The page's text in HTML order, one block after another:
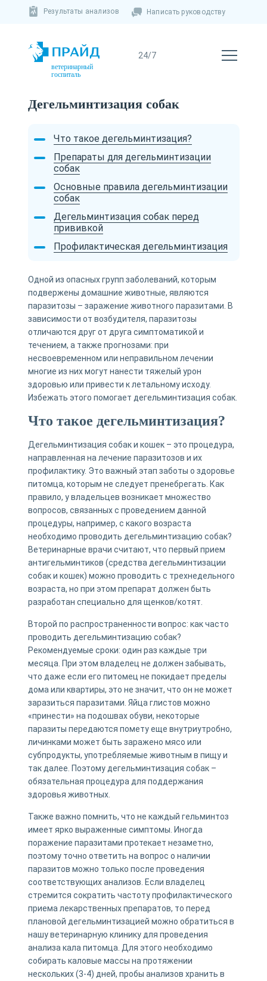
Результаты анализов Написать руководству
ветеринарный
госпиталь
Дегельминтизация собак
Что такое дегельминтизация?
Препараты для дегельминтизации
собак
Основные правила дегельминтизации
собак
Дегельминтизация собак перед
прививкой
Профилактическая дегельминтизация
Одной из опасных групп заболеваний, которым
подвержены домашние животные, являются
паразитозы – заражение животного паразитами. В
зависимости от возбудителя, паразитозы
отличаются друг от друга симптоматикой и
течением, а также прогнозами: при
несвоевременном или неправильном лечении
многие из них могут нанести тяжелый урон
здоровью или привести к летальному исходу.
Избежать этого помогает дегельминтизация собак.
Что такое дегельминтизация?
Дегельминтизация собак и кошек – это процедура,
направленная на лечение паразитозов и их
профилактику. Это важный этап заботы о здоровье
питомца, которым не следует пренебрегать. Как
правило, у владельцев возникает множество
вопросов, связанных с проведением данной
процедуры, например, с какого возраста
необходимо проводить дегельминтизацию собак?
Ветеринарные врачи считают, что первый прием
антигельминтиков (средства дегельминтизации
собак и кошек) можно проводить с трехнедельного
возраста, но при этом препарат должен быть
разработан специально для щенков/котят.
Второй по распространенности вопрос: как часто
проводить дегельминтизацию собак?
Рекомендуемые сроки: один раз каждые три
месяца. При этом владелец не должен забывать,
что даже если его питомец не покидает пределы
дома или квартиры, это не значит, что он не может
заразиться паразитами. Яйца глистов можно
«принести» на подошвах обуви, некоторые
паразиты передаются помету еще внутриутробно,
личинками может быть заражено мясо или
субпродукты, употребляемые животным в пищу и
так далее. Поэтому дегельминтизация собак –
обязательная процедура для поддержания
здоровья животных.
Также важно помнить, что не каждый гельминтоз
имеет ярко выраженные симптомы. Иногда
поражение паразитами протекает незаметно,
поэтому точно ответить на вопрос о наличии
паразитов можно только после проведения
соответствующих анализов. Если владелец
стремится сократить частоту профилактического
приема лекарственных препаратов, то перед
плановой дегельминтизацией можно обратиться в
нашу ветеринарную клинику для проведения
анализа кала питомца. Для этого необходимо
собирать каловые массы на протяжении
нескольких (3-4) дней, пробы анализов хранить в